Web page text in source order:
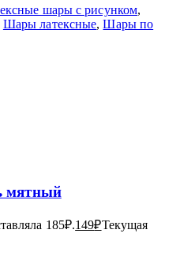
шары с рисунком,
Шары латексные, Шары по
мятный
185₽.149₽Текущая